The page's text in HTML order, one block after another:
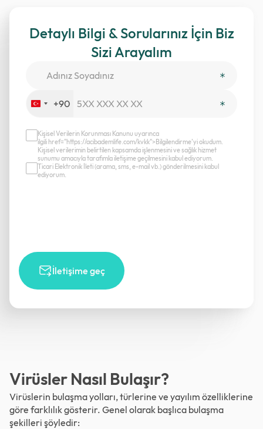
Detaylı Bilgi & Sorularınız İçin Biz
Sizi Arayalım
Turkey
+90
İletişime geç
Kişisel Verilerin Korunması Kanunu uyarınca
ilgili href="https://acibademlife.com/kvkk">Bilgilendirme’yi okudum.
Kişisel verilerimin belirtilen kapsamda işlenmesini ve sağlık hizmet
sunumu amacıyla tarafımla iletişime geçilmesini kabul ediyorum.
Ticari Elektronik İleti (arama, sms, e-mail vb.) gönderilmesini kabul
ediyorum.
Virüsler Nasıl Bulaşır?
Virüslerin bulaşma yolları, türlerine ve yayılım özelliklerine
göre farklılık gösterir. Genel olarak başlıca bulaşma
şekilleri şöyledir: